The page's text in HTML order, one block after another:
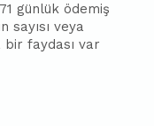
günlük ödemiş
veya
bir faydası var